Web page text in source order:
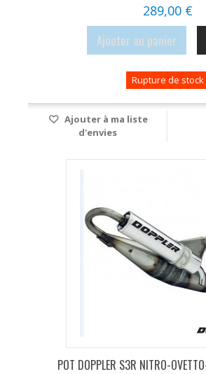
289,00 €
Ajouter au panier
Rupture de stock
Ajouter à ma liste
d'envies
POT DOPPLER S3R NITRO-